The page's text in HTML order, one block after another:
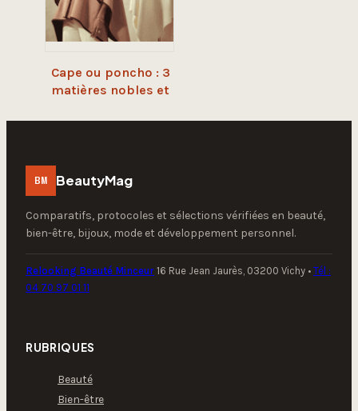
visage
Cape ou poncho : 3
matières nobles et
structurer votre
BM BeautyMag
Comparatifs, protocoles et sélections vérifiées en beauté,
bien-être, bijoux, mode et développement personnel.
Relooking Beauté Minceur 16 Rue Jean Jaurès, 03200 Vichy • Tél :
04 70 97 01 11
RUBRIQUES
Beauté
Bien-être